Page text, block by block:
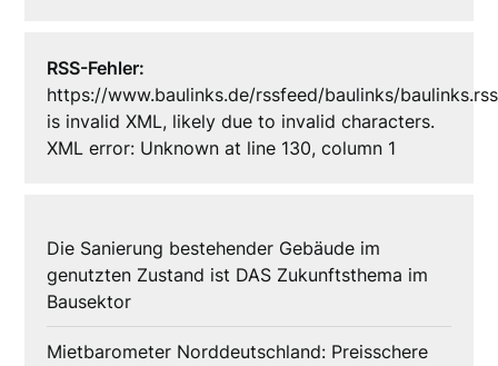
RSS-Fehler:
https://www.baulinks.de/rssfeed/baulinks/baulinks.rss
is invalid XML, likely due to invalid characters.
XML error: Unknown at line 130, column 1
Die Sanierung bestehender Gebäude im
genutzten Zustand ist DAS Zukunftsthema im
Bausektor
Mietbarometer Norddeutschland: Preisschere